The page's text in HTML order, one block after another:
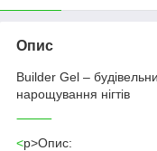
Опис
Builder Gel –
нарощування нігтів
⸻
<p>Опис: